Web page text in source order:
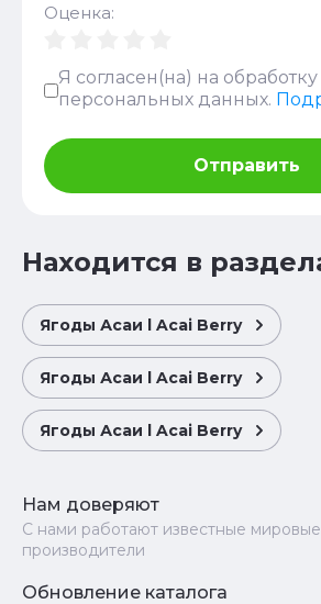
Оценка:
Я согласен(на) на
персональных данных.
Отправить
Находится в
Ягоды Асаи l Acai Berry
Ягоды Асаи l Acai Berry
Ягоды Асаи l Acai Berry
Нам доверяют
С нами работают известные мировые
производители
Обновление каталога